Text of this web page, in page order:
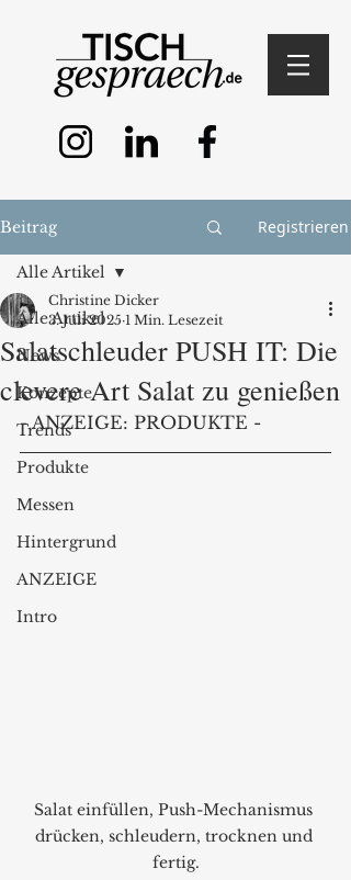
Beitrag Registrieren
Alle Artikel
News
Konzepte
Trends
Produkte
Messen
Hintergrund
ANZEIGE
Intro
Alle Artikel
Salatschleuder PUSH IT: Die
clevere Art Salat zu genießen
Christine Dicker
3. Juli 2025 1 Min. Lesezeit
- ANZEIGE: PRODUKTE -
Salat einfüllen, Push-Mechanismus
drücken, schleudern, trocknen und
fertig.